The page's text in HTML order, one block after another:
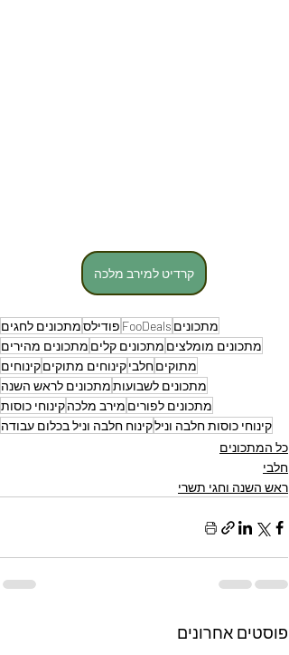
קרדיט למירב מלכה
מתכונים FooDeals פודילסמתכונים לחגים
מתכונים מומלצים מתכונים קלים מתכונים מהירים
מתוקיםחלביקינוחים מתוקיםקינוחים
מתכונים לשבועותמתכונים לראש השנה
מתכונים לפורים מירב מלכהקינוחי כוסות
קינוחי כוסות חלבה ונילקינוח חלבה וניל בכלום עבודה
כל המתכונים
חלבי
ראש השנה וחגי תשרי
פוסטים אחרונים